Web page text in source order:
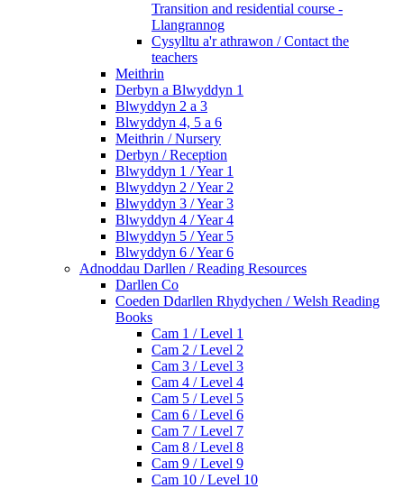
Transition and residential course -
Llangrannog
Cysylltu a'r athrawon / Contact the
teachers
Meithrin
Derbyn a Blwyddyn 1
Blwyddyn 2 a 3
Blwyddyn 4, 5 a 6
Meithrin / Nursery
Derbyn / Reception
Blwyddyn 1 / Year 1
Blwyddyn 2 / Year 2
Blwyddyn 3 / Year 3
Blwyddyn 4 / Year 4
Blwyddyn 5 / Year 5
Blwyddyn 6 / Year 6
Adnoddau Darllen / Reading Resources
Darllen Co
Coeden Ddarllen Rhydychen / Welsh Reading
Books
Cam 1 / Level 1
Cam 2 / Level 2
Cam 3 / Level 3
Cam 4 / Level 4
Cam 5 / Level 5
Cam 6 / Level 6
Cam 7 / Level 7
Cam 8 / Level 8
Cam 9 / Level 9
Cam 10 / Level 10